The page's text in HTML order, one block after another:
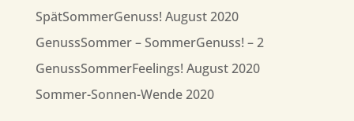
SpätSommerGenuss! August 2020
GenussSommer – SommerGenuss! – 2
GenussSommerFeelings! August 2020
Sommer-Sonnen-Wende 2020